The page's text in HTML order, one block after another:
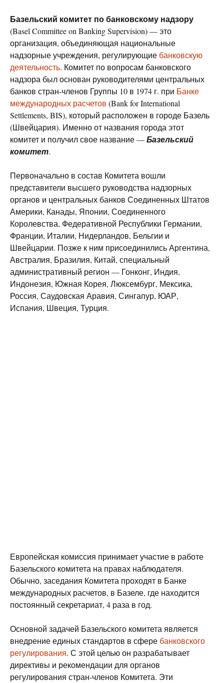
Базельский комитет по банковскому надзору
(Basel Committee on Banking Supervision) — это
организация, объединяющая национальные
надзорные учреждения, регулирующие банковскую
деятельность. Комитет по вопросам банковского
надзора был основан руководителями центральных
банков стран-членов Группы 10 в 1974 г. при Банке
международных расчетов (Bank for International
Settlements, BIS), который расположен в городе Базель
(Швейцария). Именно от названия города этот
комитет и получил свое название —Базельский
комитет.
Первоначально в состав Комитета вошли
представители высшего руководства надзорных
органов и центральных банков Соединенных Штатов
Америки, Канады, Японии, Соединенного
Королевства, Федеративной Республики Германии,
Франции, Италии, Нидерландов, Бельгии и
Швейцарии. Позже к ним присоединились Аргентина,
Австралия, Бразилия, Китай, специальный
административный регион — Гонконг, Индия,
Индонезия, Южная Корея, Люксембург, Мексика,
Россия, Саудовская Аравия, Сингапур, ЮАР,
Испания, Швеция, Турция.
Европейская комиссия принимает участие в работе
Базельского комитета на правах наблюдателя.
Обычно, заседания Комитета проходят в Банке
международных расчетов, в Базеле, где находится
постоянный секретариат, 4 раза в год.
Основной задачей Базельского комитета является
внедрение единых стандартов в сфере банковского
регулирования. С этой целью он разрабатывает
директивы и рекомендации для органов
регулирования стран-членов Комитета. Эти